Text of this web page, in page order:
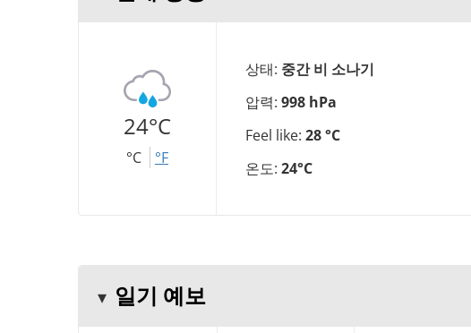
24°C
°C °F
상태: 중간 비 소나기
압력: 998 hPa
Feel like: 28 °C
온도: 24°C
일기 예보